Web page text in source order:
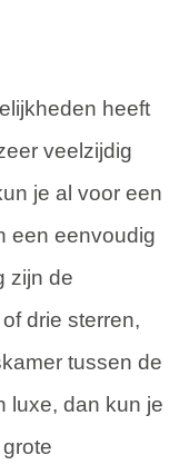
heeft
veelzijdig
je al voor een
een eenvoudig
zijn de
drie sterren,
tussen de
luxe, dan kun je